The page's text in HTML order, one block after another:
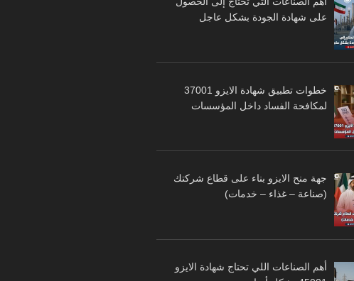
على شهادة الجودة بشكل عاجل
خطوات تطبيق شهادة الايزو 37001
لمكافحة الفساد داخل المؤسسات
جهة منح الايزو بناء على قطاع شركتك
(صناعة – غذاء – خدمات)
أهم الصناعات اللي تحتاج شهادة الايزو